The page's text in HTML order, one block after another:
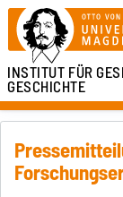
INSTITUT FÜR
GESCHICHTE